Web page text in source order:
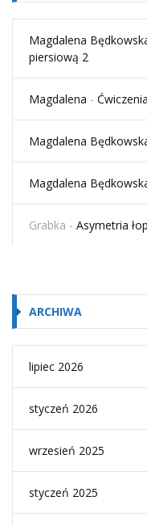
Magdalena
piersiową 2
Magdalena -
Magdalena
Magdalena
Grabka - Asymetria
ARCHIWA
lipiec 2026
styczeń 2026
wrzesień 2025
styczeń 2025